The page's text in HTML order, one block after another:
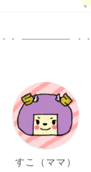
すこ（ママ）